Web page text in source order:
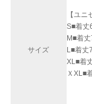
サイズ
【ユニ
S■着丈
M■着
L■着丈
XL■着
ＸXL■